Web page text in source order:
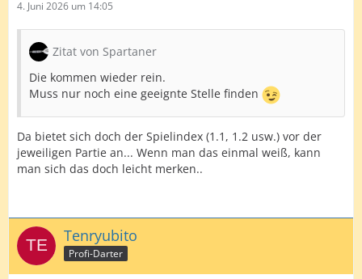
4. Juni 2026 um 14:05
Zitat von Spartaner
Die kommen wieder rein.
Muss nur noch eine geeignte Stelle finden
Da bietet sich doch der Spielindex (1.1, 1.2 usw.) vor der
jeweiligen Partie an... Wenn man das einmal weiß, kann
man sich das doch leicht merken..
Tenryubito
Profi-Darter